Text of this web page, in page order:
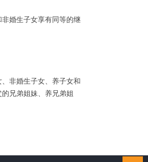
婚生子女享有同等的继
非婚生子女、养子女和
兄弟姐妹、养兄弟姐